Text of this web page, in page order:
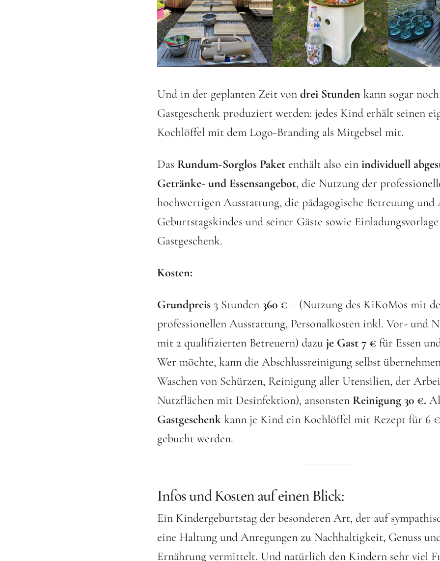
Und in der geplanten Zeit von drei Stunden kann sogar
Gastgeschenk produziert werden: jedes Kind erhält seinen
Kochlöffel mit dem Logo-Branding als Mitgebsel mit.
Das Rundum-Sorglos Paketenthält also ein individuell
Getränke- und Essensangebot, die Nutzung der
hochwertigen Ausstattung, die pädagogische Betreuung und
Geburtstagskindes und seiner Gäste sowie
Gastgeschenk.
Kosten:
Grundpreis3 Stunden 360 € – (Nutzung des KiKoMos mit
professionellen Ausstattung, Personalkosten inkl. Vor- und
mit 2 qualifizierten Betreuern) dazu je Gast 7 € für Essen
Wer möchte, kann die Abschlussreinigung selbst
Waschen von Schürzen, Reinigung aller Utensilien, der
Nutzflächen mit Desinfektion), ansonsten Reinigung 30 €.
Gastgeschenk kann je Kind ein Kochlöffel mit Rezept für 6
gebucht werden.
Infos und Kosten auf einen Blick:
Ein Kindergeburtstag der besonderen Art, der auf
eine Haltung und Anregungen zu Nachhaltigkeit, Genuss
Ernährung vermittelt. Und natürlich den Kindern sehr viel